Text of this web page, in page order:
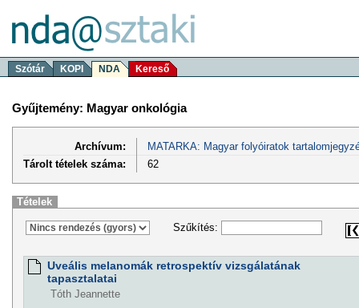
Szótár KOPI NDA Kereső
Gyűjtemény: Magyar onkológia
Archívum:
MATARKA: Magyar folyóiratok
Tárolt tételek száma:
62
Tételek
Szűkítés:
Uveális melanomák retrospektív vizsgálatának
tapasztalatai
Tóth Jeannette